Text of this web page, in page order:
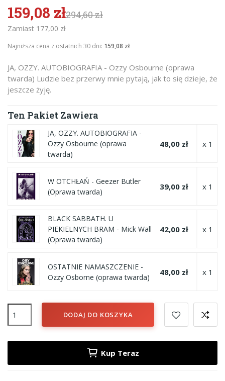
159,08 zł294,60 zł
Zamiast 177,00 zł
Najniższa cena z ostatnich 30 dni: 159,08 zł
JA, OZZY. AUTOBIOGRAFIA - Ozzy Osbourne (oprawa
twarda) Ludzie bez przerwy mnie pytają, jak to się dzieje, że
jeszcze żyję.
Ten Pakiet Zawiera
JA, OZZY. AUTOBIOGRAFIA -
Ozzy Osbourne (oprawa
twarda)
48,00 zł x 1
W OTCHŁAŃ - Geezer Butler
(Oprawa twarda)
39,00 zł x 1
BLACK SABBATH. U
PIEKIELNYCH BRAM - Mick Wall
(Oprawa twarda)
42,00 zł x 1
OSTATNIE NAMASZCZENIE -
Ozzy Osborne (oprawa twarda)
48,00 zł x 1
DODAJ DO KOSZYKA
Kup Teraz